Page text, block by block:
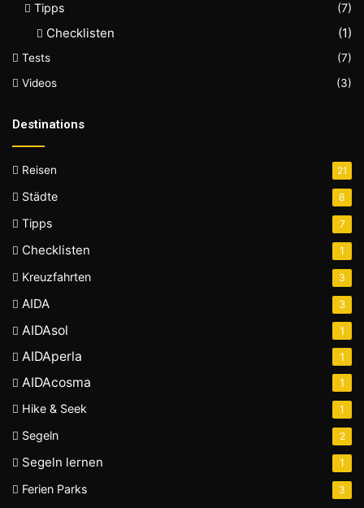
Tipps
(7)
Checklisten (1)
Tests
(7)
Videos
(3)
Destinations
Reisen 21
Städte 8
Tipps 7
Checklisten 1
Kreuzfahrten 3
AIDA 3
AIDAsol 1
AIDAperla 1
AIDAcosma 1
Hike & Seek 1
Segeln 2
Segeln lernen 1
Ferien Parks 3